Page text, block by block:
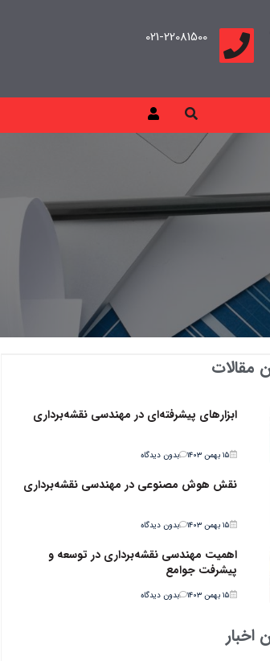
021-22081500
مقالات
ابزارهای پیشرفته‌ای در مهندسی نقشه‌برداری
۱۵ بهمن ۱۴۰۳ بدون دیدگاه
نقش هوش مصنوعی در مهندسی نقشه‌برداری
۱۵ بهمن ۱۴۰۳ بدون دیدگاه
اهمیت مهندسی نقشه‌برداری در توسعه و
پیشرفت جوامع
۱۵ بهمن ۱۴۰۳ بدون دیدگاه
اخبار